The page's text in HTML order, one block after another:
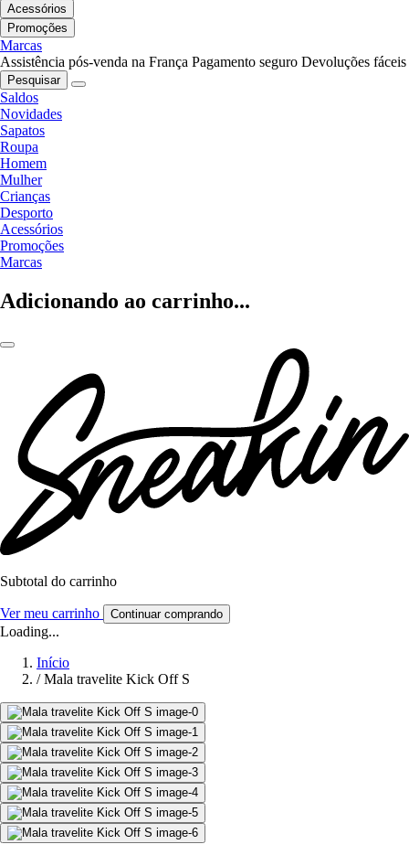
Acessórios
Promoções
Marcas
Assistência pós-venda na França Pagamento seguro Devoluções fáceis
Pesquisar
Saldos
Novidades
Sapatos
Roupa
Homem
Mulher
Crianças
Desporto
Acessórios
Promoções
Marcas
Adicionando ao carrinho...
Subtotal do carrinho
Ver meu carrinho Continuar comprando
Loading...
Início
/ Mala travelite Kick Off S